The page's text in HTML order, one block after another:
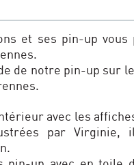
et ses pin-up vous
de notre pin-up sur
avec les
par Virginie,